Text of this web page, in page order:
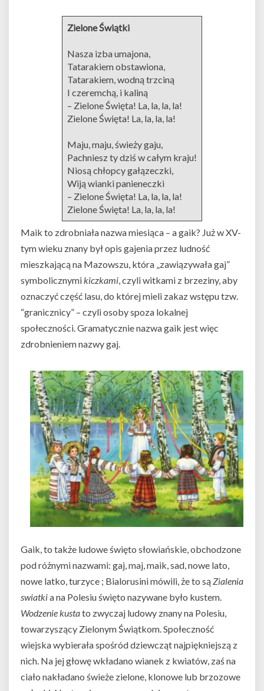
Zielone Świątki
Nasza izba umajona,
Tatarakiem obstawiona,
Tatarakiem, wodną trzciną
I czeremchą, i kaliną
– Zielone Święta! La, la, la, la!
Zielone Święta! La, la, la, la!
Maju, maju, świeży gaju,
Pachniesz ty dziś w całym kraju!
Niosą chłopcy gałązeczki,
Wiją wianki panieneczki
– Zielone Święta! La, la, la, la!
Zielone Święta! La, la, la, la!
Maik to zdrobniała nazwa miesiąca – a gaik? Już w XV-
tym wieku znany był opis gajenia przez ludność
mieszkającą na Mazowszu, która „zawiązywała gaj”
symbolicznymikiczkami, czyli witkami z brzeziny, aby
oznaczyć część lasu, do której mieli zakaz wstępu tzw.
“granicznicy” – czyli osoby spoza lokalnej
społeczności. Gramatycznie nazwa gaik jest więc
zdrobnieniem nazwy gaj.
Gaik, to także ludowe święto słowiańskie, obchodzone
pod różnymi nazwami: gaj, maj, maik, sad, nowe lato,
nowe latko, turzyce ; Bialorusini mówili, że to sąZialenia
swiatkia na Polesiu święto nazywane było kustem.
Wodzenie kustato zwyczaj ludowy znany na Polesiu,
towarzyszący Zielonym Świątkom. Społeczność
wiejska wybierała spośród dziewcząt najpiękniejszą z
nich. Na jej głowę wkładano wianek z kwiatów, zaś na
ciało nakładano świeże zielone, klonowe lub brzozowe